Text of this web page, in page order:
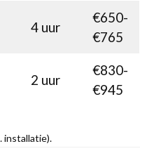
4 uur
€650-
€765
2 uur
€830-
€945
installatie).